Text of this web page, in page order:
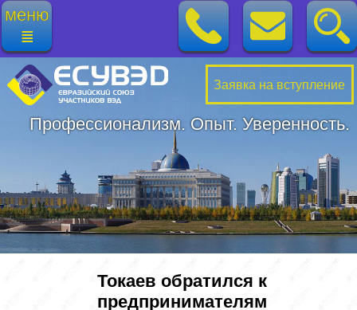
меню
≣
Профессионализм. Опыт. Уверенность.
Заявка на вступление
Токаев обратился к
предпринимателям